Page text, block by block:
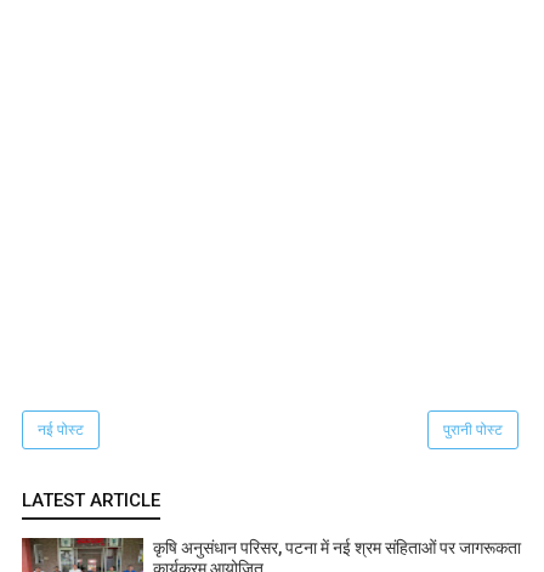
नई पोस्ट पुरानी पोस्ट
LATEST ARTICLE
कृषि अनुसंधान परिसर, पटना में नई श्रम संहिताओं पर जागरूकता
कार्यक्रम आयोजित